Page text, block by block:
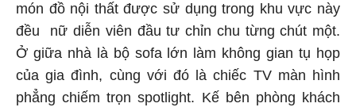
món đồ nội thất được sử dụng trong khu vực này
đều nữ diễn viên đầu tư chỉn chu từng chút một.
Ở giữa nhà là bộ sofa lớn làm không gian tụ họp
của gia đình, cùng với đó là chiếc TV màn hình
phẳng chiếm trọn spotlight. Kế bên phòng khách